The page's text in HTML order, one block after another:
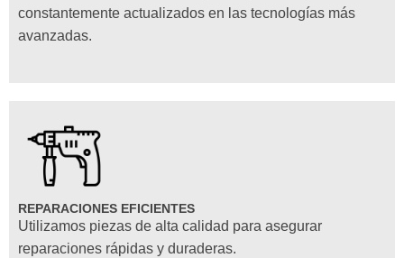
constantemente actualizados en las tecnologías más
avanzadas.
REPARACIONES EFICIENTES
Utilizamos piezas de alta calidad para asegurar
reparaciones rápidas y duraderas.